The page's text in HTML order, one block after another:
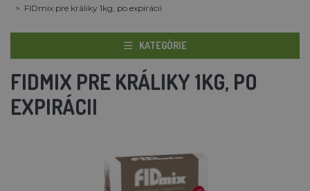
FIDmix pre králiky 1kg, po expirácii
KATEGÓRIE
FIDMIX PRE KRÁLIKY 1KG, PO
EXPIRÁCII